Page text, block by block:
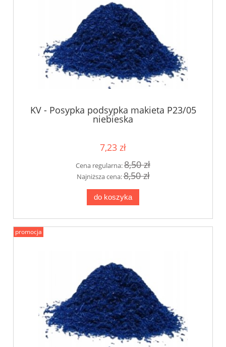
KV - Posypka podsypka makieta P23/05
niebieska
7,23 zł
Cena regularna:8,50 zł
Najniższa cena:8,50 zł
do koszyka
promocja